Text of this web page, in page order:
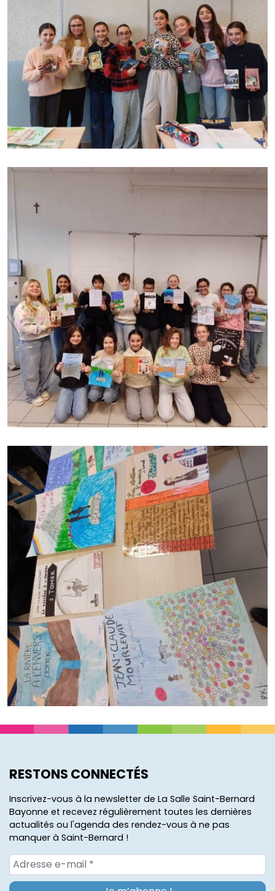
RESTONS CONNECTÉS
Inscrivez-vous à la newsletter de La Salle Saint-Bernard
Bayonne et recevez régulièrement toutes les dernières
actualités ou l'agenda des rendez-vous à ne pas
manquer à Saint-Bernard !